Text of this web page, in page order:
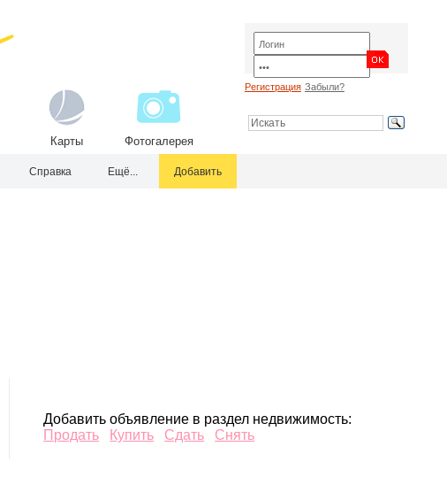
Карты Фотогалерея
Регистрация Забыли?
Справка Ещё... Добавить
Добавить объявление в раздел недвижимость:
Продать
Купить Сдать Снять